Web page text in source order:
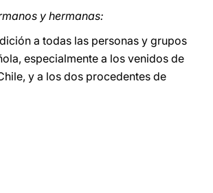
y hermanas:
a todas las personas y grupos
especialmente a los venidos de
y a los dos procedentes de